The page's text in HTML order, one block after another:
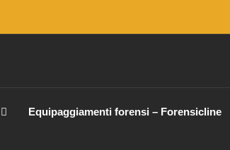
Equipaggiamenti forensi – Forensicline